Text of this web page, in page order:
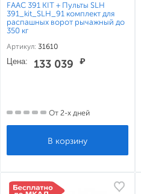
FAAC 391 KIT + Пульты SLH
391_kit_SLH_91 комплект для
распашных ворот рычажный до
350 кг
Артикул: 31610
Цена: 133 039 ₽
От 2-х дней